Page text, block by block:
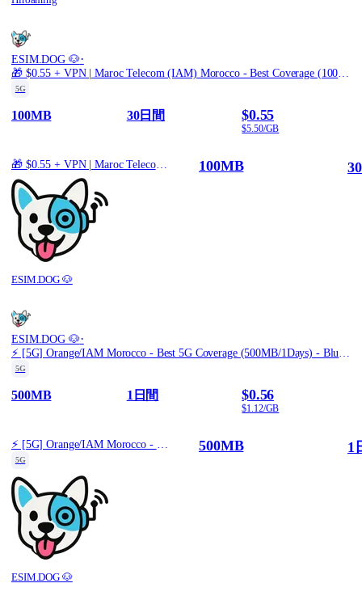
ESIM.DOG 🐶·
5G
100MB 30日間 $0.55
$5.50/GB
🎁 $0.55 + VPN | Maroc Telecom (IAM) Morocco - Best Coverage (100MB/30Days) - Black route
ESIM.DOG 🐶
100MB
ESIM.DOG 🐶·
5G
500MB 1日間 $0.56
$1.12/GB
5G
ESIM.DOG 🐶
500MB 1